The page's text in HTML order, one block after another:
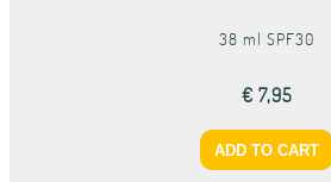
38 ml SPF30
€ 7,95